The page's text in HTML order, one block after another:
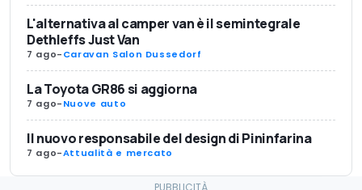
L'alternativa al camper van è il semintegrale
Dethleffs Just Van
7 ago-Caravan Salon Dussedorf
La Toyota GR86 si aggiorna
7 ago-Nuove auto
Il nuovo responsabile del design di Pininfarina
7 ago-Attualità e mercato